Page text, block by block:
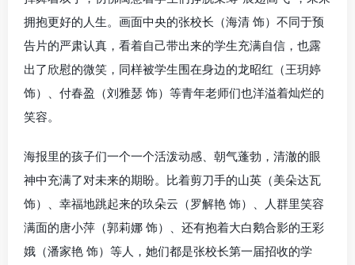
拥抱更好的人生。画面中央的张校长（海清 饰）不同于预
告片的严肃认真，看着自己带出来的学生充满自信，也露
出了欣慰的微笑，同样被学生围在身边的龙昭红（王玥婷
饰）、付春盈（刘雅瑟 饰）等青年老师们也洋溢着灿烂的
笑容。
海报里的孩子们一个一个活泼动感、朝气蓬勃，清澈的眼
神中充满了对未来的期盼。比着剪刀手的山英（美朵达瓦
饰）、幸福地跳起来的玖朵云（罗解艳 饰）、人群里笑容
满面的唐小萍（郭莉娜 饰）、还有抱着大白鹅合影的王彩
娥（潘家艳 饰）等人，她们都是张校长第一届招收的学